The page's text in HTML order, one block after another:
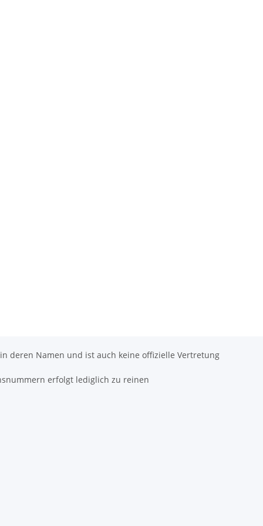
deren Namen und ist auch keine offizielle Vertretung
erfolgt lediglich zu reinen